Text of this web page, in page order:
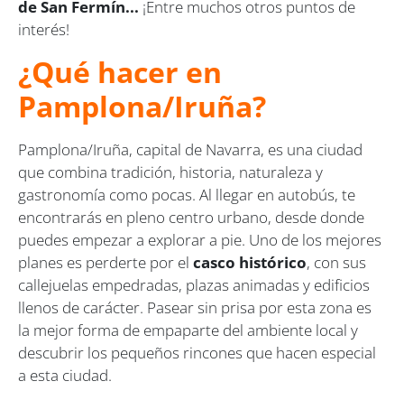
de San Fermín... ¡Entre muchos otros puntos de
interés!
¿Qué hacer en
Pamplona/Iruña?
Pamplona/Iruña, capital de Navarra, es una ciudad
que combina tradición, historia, naturaleza y
gastronomía como pocas. Al llegar en autobús, te
encontrarás en pleno centro urbano, desde donde
puedes empezar a explorar a pie. Uno de los mejores
planes es perderte por el casco histórico, con sus
callejuelas empedradas, plazas animadas y edificios
llenos de carácter. Pasear sin prisa por esta zona es
la mejor forma de empaparte del ambiente local y
descubrir los pequeños rincones que hacen especial
a esta ciudad.